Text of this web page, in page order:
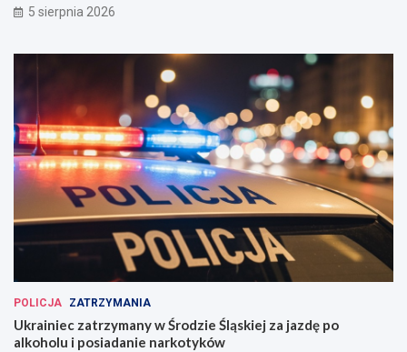
5 sierpnia 2026
POLICJA ZATRZYMANIA
Ukrainiec zatrzymany w Środzie Śląskiej za jazdę po
alkoholu i posiadanie narkotyków